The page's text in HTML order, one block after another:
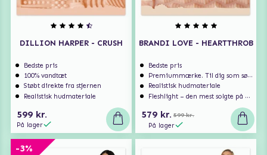
DILLION HARPER - CRUSH
Bedste pris
100% vandtæt
Støbt direkte fra stjernen
Realistisk hudmateriale
599 kr.
På lager
BRANDI LOVE - HEARTTHROB
Bedste pris
Premiummærke. Til dig som søger ekstra høj kvalitet.
Realistisk hudmateriale
Fleshlight – den mest solgte på markedet
579 kr. 599 kr.
På lager
-3%